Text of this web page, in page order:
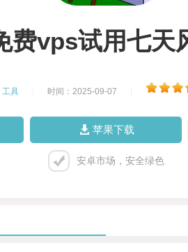
费vps试用七天
工具 时间：2025-09-07
苹果下载
安卓市场，安全绿色